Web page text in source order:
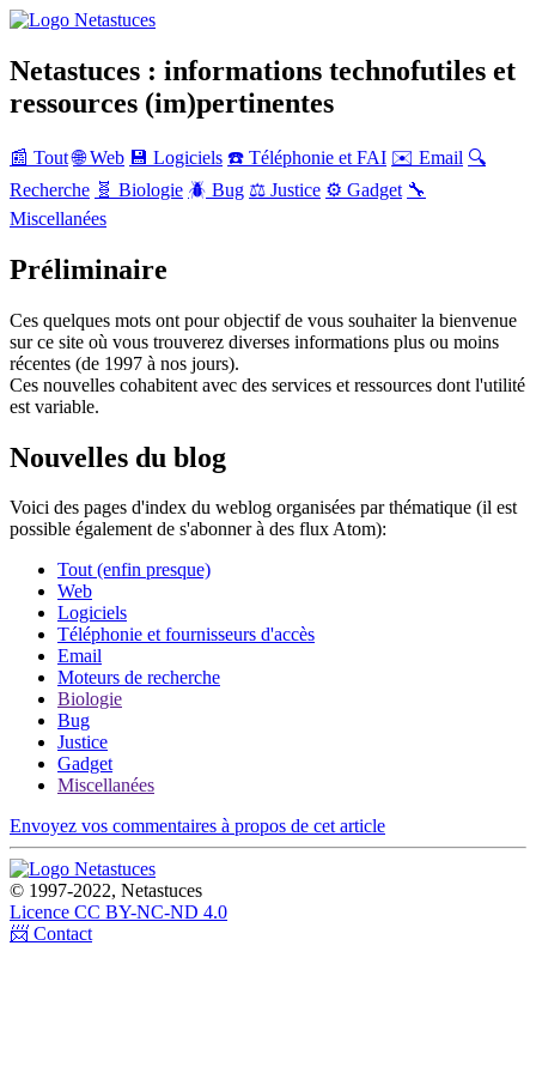
Netastuces : informations technofutiles et
ressources (im)pertinentes
📰 Tout 🌐 Web 💾 Logiciels ☎️ Téléphonie et FAI ✉️ Email 🔍
Recherche 🧬 Biologie 🪲 Bug ⚖️ Justice ⚙️ Gadget 🔧
Miscellanées
Préliminaire
Ces quelques mots ont pour objectif de vous souhaiter la bienvenue
sur ce site où vous trouverez diverses informations plus ou moins
récentes (de 1997 à nos jours).
Ces nouvelles cohabitent avec des services et ressources dont l'utilité
est variable.
Nouvelles du blog
Voici des pages d'index du weblog organisées par thématique (il est
possible également de s'abonner à des flux Atom):
Tout (enfin presque)
Web
Logiciels
Téléphonie et fournisseurs d'accès
Email
Moteurs de recherche
Biologie
Bug
Justice
Gadget
Miscellanées
Envoyez vos commentaires à propos de cet article
© 1997-2022, Netastuces
Licence CC BY-NC-ND 4.0
📨 Contact